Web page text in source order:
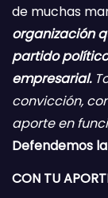
de muchas
organización
partido
empresarial.
convicción,
aporte en
Defendemos
CON TU